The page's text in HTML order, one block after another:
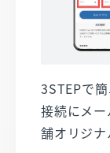
3STEPで簡
接続にメ
舗オリジナ